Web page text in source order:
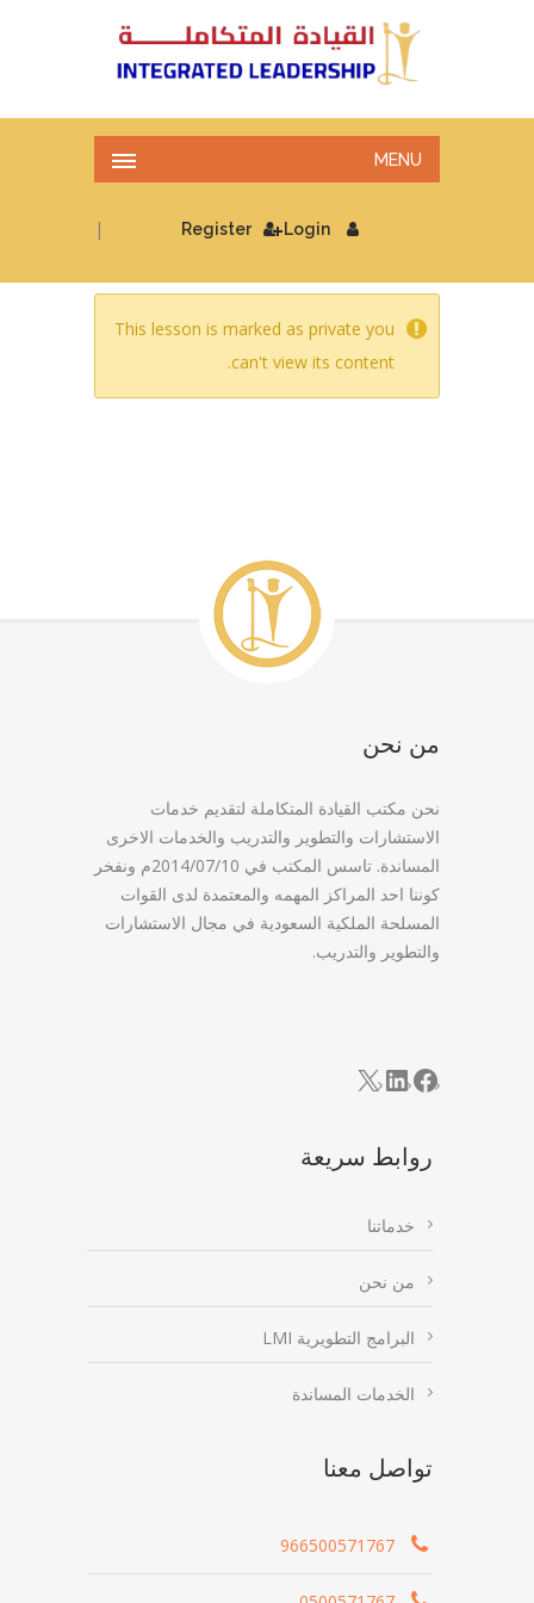
MENU
Login
| Register
This lesson is marked as private you
can't view its content.
من نحن
نحن مكتب القيادة المتكاملة لتقديم خدمات
الاستشارات والتطوير والتدريب والخدمات الاخرى
المساندة. تاسس المكتب في 2014/07/10م ونفخر
كوننا احد المراكز المهمه والمعتمدة لدى القوات
المسلحة الملكية السعودية في مجال الاستشارات
والتطوير والتدريب.
Facebook
LinkedIn
X
روابط سريعة
خدماتنا
من نحن
البرامج التطويرية LMI
الخدمات المساندة
تواصل معنا
966500571767